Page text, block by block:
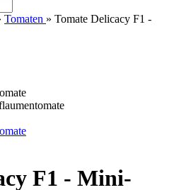
Tomaten » Tomate Delicacy F1 -
F1 - Mini-